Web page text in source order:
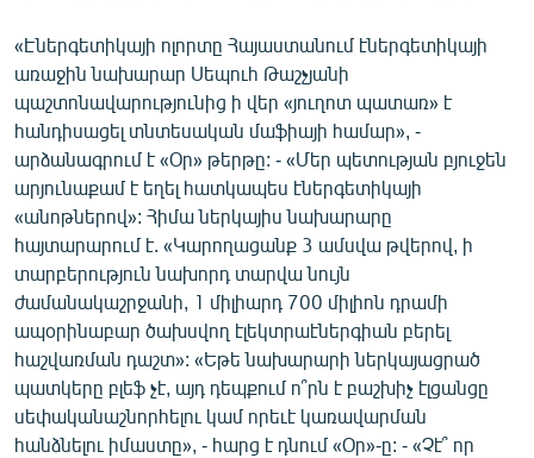
«Էներգետիկայի ոլորտը Հայաստանում էներգետիկայի
առաջին նախարար Սեպուհ Թաշչյանի
պաշտոնավարությունից ի վեր «յուղոտ պատառ» է
հանդիսացել տնտեսական մաֆիայի համար», -
արձանագրում է «Օր» թերթը: - «Մեր պետության բյուջեն
արյունաքամ է եղել հատկապես էներգետիկայի
«անոթներով»: Հիմա ներկայիս նախարարը
հայտարարում է. «Կարողացանք 3 ամսվա թվերով, ի
տարբերություն նախորդ տարվա նույն
ժամանակաշրջանի, 1 միլիարդ 700 միլիոն դրամի
ապօրինաբար ծախսվող էլեկտրաէներգիան բերել
հաշվառման դաշտ»: «Եթե նախարարի ներկայացրած
պատկերը բլեֆ չէ, այդ դեպքում ո՞րն է բաշխիչ էլցանցը
սեփականաշնորհելու կամ որեւէ կառավարման
հանձնելու իմաստը», - հարց է դնում «Օր»-ը: - «Չէ՞ որ